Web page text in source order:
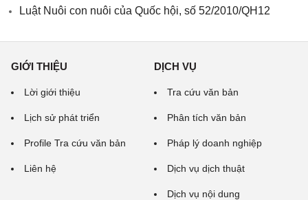
Luật Nuôi con nuôi của Quốc hội, số 52/2010/QH12
GIỚI THIỆU
Lời giới thiệu
Lịch sử phát triển
Profile Tra cứu văn bản
Liên hệ
DỊCH VỤ
Tra cứu văn bản
Phân tích văn bản
Pháp lý doanh nghiệp
Dịch vụ dịch thuật
Dịch vụ nội dung